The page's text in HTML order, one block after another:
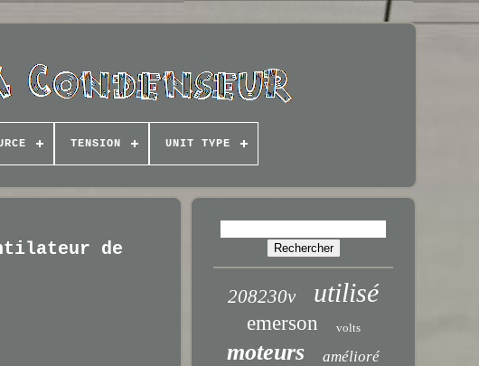
TENSION UNIT TYPE
de
208230v utilisé
emerson volts
moteurs amélioré